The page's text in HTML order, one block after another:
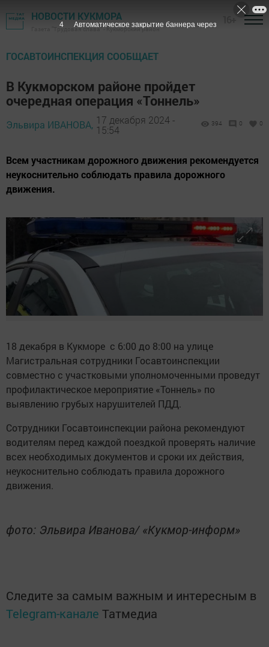
НОВОСТИ КУКМОРА
Газета "Трудовая слава" - Кукморский район
ГОСАВТОИНСПЕКЦИЯ СООБЩАЕТ
В Кукморском районе пройдет
очередная операция «Тоннель»
Эльвира ИВАНОВА, 17 декабря 2024 -
15:54
394 0 0
Всем участникам дорожного движения рекомендуется
неукоснительно соблюдать правила дорожного
движения.
18 декабря в Кукморе с 6:00 до 8:00 на улице
Магистральная сотрудники Госавтоинспекции
совместно с участковыми уполномоченными проведут
профилактическое мероприятие «Тоннель» по
выявлению грубых нарушителей ПДД.
Сотрудники Госавтоинспекции района рекомендуют
водителям перед каждой поездкой проверять наличие
всех необходимых документов и сроки их действия,
неукоснительно соблюдать правила дорожного
движения.
фото: Эльвира Иванова/ «Кукмор-информ»
Следите за самым важным и интересным в
Telegram-канале Татмедиа
2 Автоматическое закрытие баннера через